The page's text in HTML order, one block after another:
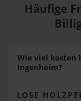
Häufige
Wie viel kosten
Ingenheim?
LOSE